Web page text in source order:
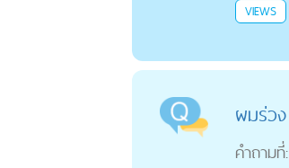
VIEWS
ผมร่วง
คำถามที่: